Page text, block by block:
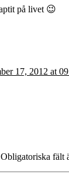
på livet 😉
17, 2012 at
Obligatoriska fält